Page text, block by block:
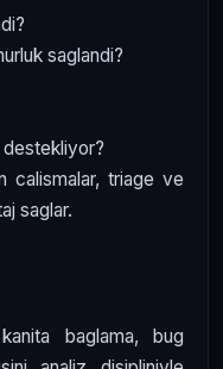
saglandi?
destekliyor?
calismalar, triage ve
saglar.
baglama, bug